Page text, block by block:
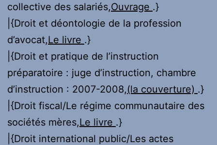
collective des salariés,Ouvrage .}
|{Droit et déontologie de la profession
d’avocat,Le livre .}
|{Droit et pratique de l’instruction
préparatoire : juge d’instruction, chambre
d’instruction : 2007-2008,(la couverture) .}
|{Droit fiscal/Le régime communautaire des
sociétés mères,Le livre .}
|{Droit international public/Les actes